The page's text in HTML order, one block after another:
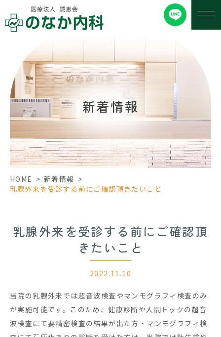
新着情報
HOME > 新着情報 >
乳腺外来を受診する前にご確認頂きたいこと
乳腺外来を受診する前にご確認頂
きたいこと
2022.11.10
当院の乳腺外来では超音波検査やマンモグラフィ検査のみ
が実施可能です。このため、健康診断や人間ドックの超音
波検査にて要精密検査の結果が出た方・マンモグラフィ検